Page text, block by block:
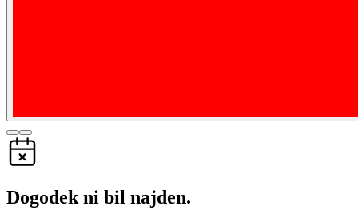
Dogodek ni bil najden.